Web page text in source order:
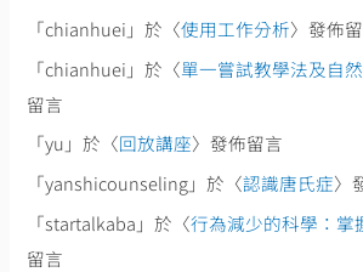
「chianhuei 」於〈使用工作分析〉發佈
「chianhuei 」於〈單一嘗試教學法及自
留言
「yu 」於〈回放講座〉發佈留言
「yanshicounseling」於〈認識唐氏症〉
「startalkaba 」於〈行為減少的科學：掌
留言